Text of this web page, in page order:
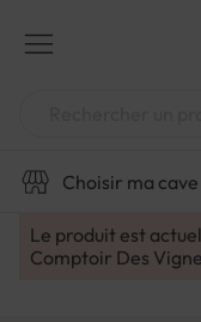
contenu
Choisir ma cave
Le produit est
Comptoir Des